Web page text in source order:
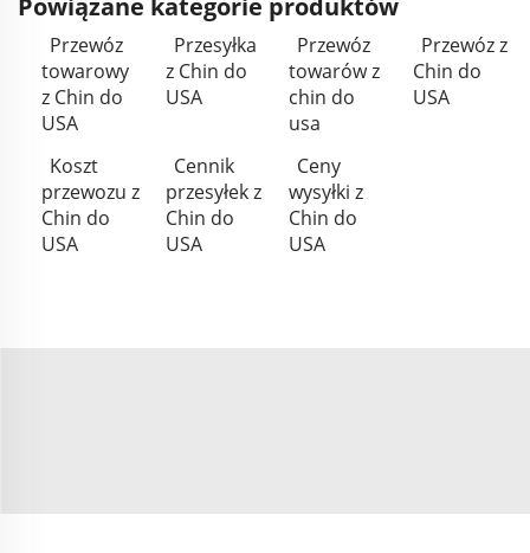
Powiązane kategorie produktów
Przewóz
towarowy
z Chin do
USA
Przesyłka
z Chin do
USA
Przewóz
towarów z
chin do
usa
Przewóz z
Chin do
USA
Koszt
przewozu z
Chin do
USA
Cennik
przesyłek z
Chin do
USA
Ceny
wysyłki z
Chin do
USA